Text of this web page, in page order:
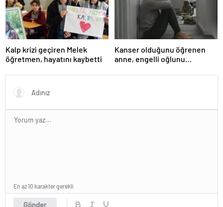
Kalp krizi geçiren Melek
öğretmen, hayatını kaybetti
Kanser olduğunu öğrenen
anne, engelli oğlunu
Gönder
En az 10 karakter gerekli